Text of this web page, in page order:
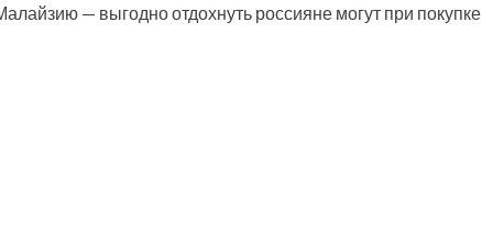
— выгодно отдохнуть россияне могут при покупке